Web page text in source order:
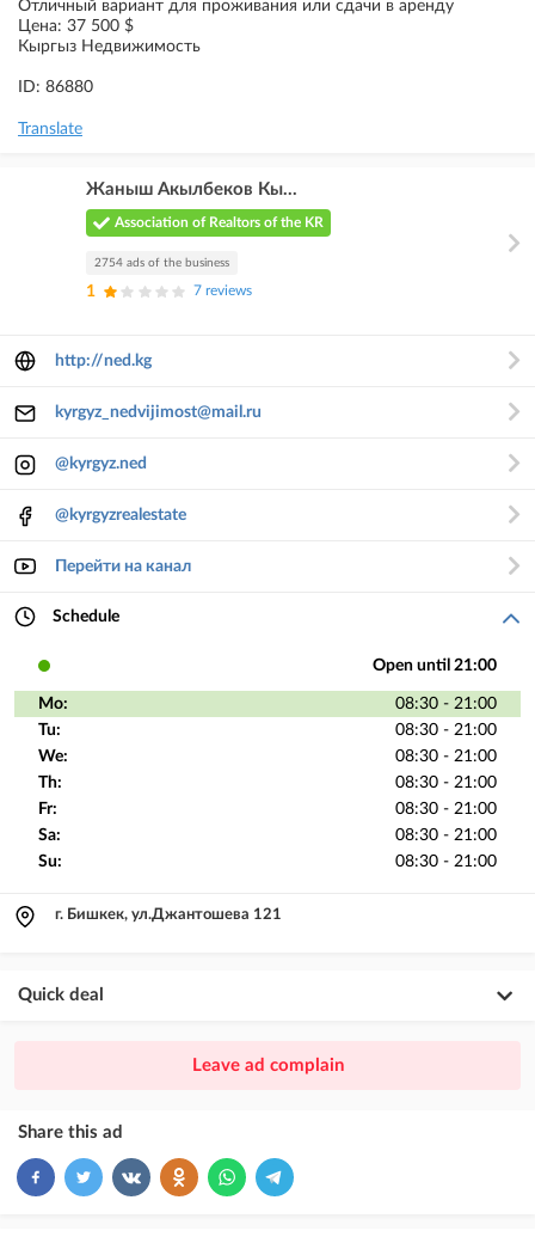
Отличный вариант для проживания или сдачи в аренду
Цена: 37 500 $
Кыргыз Недвижимость
ID: 86880
Translate
Жаныш Акылбеков Кы...
Association of Realtors of the KR
2754 ads of the business
1 7 reviews
http://ned.kg
kyrgyz_nedvijimost@mail.ru
@kyrgyz.ned
@kyrgyzrealestate
Перейти на канал
Schedule
Open until 21:00
Mo:
08:30 - 21:00
Tu:
08:30 - 21:00
We:
08:30 - 21:00
Th:
08:30 - 21:00
Fr:
08:30 - 21:00
Sa:
08:30 - 21:00
Su:
08:30 - 21:00
г. Бишкек, ул.Джантошева 121
Quick deal
ad placement above VIP + paid promotion on Instagram
VIP
ad placement above free ads
Leave ad complain
Share this ad